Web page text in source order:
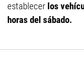
establecer los
horas del sábado.